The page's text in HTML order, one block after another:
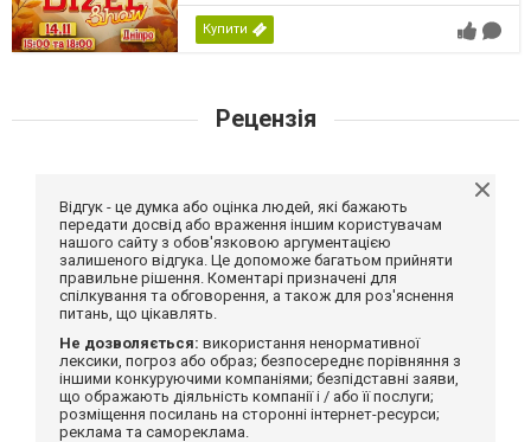
Купити
Рецензія
Відгук - це думка або оцінка людей, які бажають
передати досвід або враження іншим користувачам
нашого сайту з обов'язковою аргументацією
залишеного відгука. Це допоможе багатьом прийняти
правильне рішення. Коментарі призначені для
спілкування та обговорення, а також для роз'яснення
питань, що цікавлять.
Не дозволяється: використання ненормативної
лексики, погроз або образ; безпосереднє порівняння з
іншими конкуруючими компаніями; безпідставні заяви,
що ображають діяльність компанії і / або її послуги;
розміщення посилань на сторонні інтернет-ресурси;
реклама та самореклама.